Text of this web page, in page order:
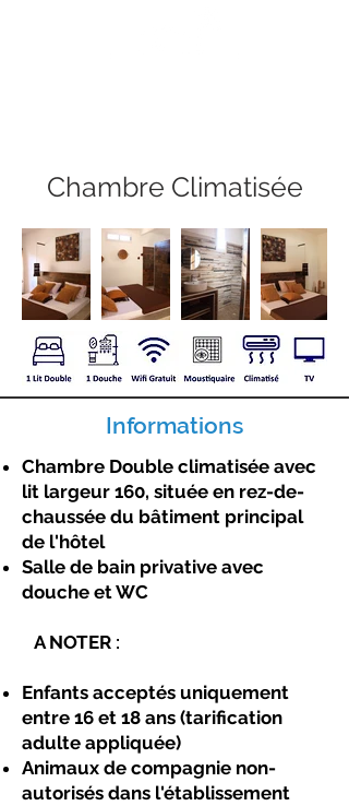
Chambre Climatisée
Informations
Chambre Double climatisée avec
lit largeur 160, située en rez-de-
chaussée du bâtiment principal
de l'hôtel
Salle de bain privative avec
douche et WC
A NOTER :
Enfants acceptés uniquement
entre 16 et 18 ans (tarification
adulte appliquée)
Animaux de compagnie non-
autorisés dans l'établissement